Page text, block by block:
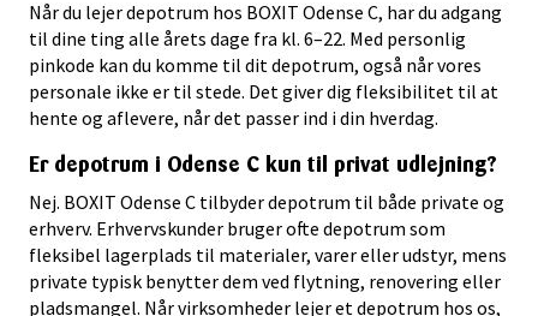
Når du lejer depotrum hos BOXIT Odense C, har du adgang
til dine ting alle årets dage fra kl. 6–22. Med personlig
pinkode kan du komme til dit depotrum, også når vores
personale ikke er til stede. Det giver dig fleksibilitet til at
hente og aflevere, når det passer ind i din hverdag.
Er depotrum i Odense C kun til privat udlejning?
Nej. BOXIT Odense C tilbyder depotrum til både private og
erhverv. Erhvervskunder bruger ofte depotrum som
fleksibel lagerplads til materialer, varer eller udstyr, mens
private typisk benytter dem ved flytning, renovering eller
pladsmangel. Når virksomheder lejer et depotrum hos os,